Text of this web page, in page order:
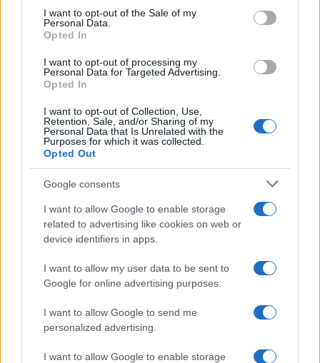
consent section.
I want to opt-out of the Sale of my
Personal Data.
Opted In
I want to opt-out of processing my
Personal Data for Targeted Advertising.
Opted In
I want to opt-out of Collection, Use,
Retention, Sale, and/or Sharing of my
Personal Data that Is Unrelated with the
Purposes for which it was collected.
Opted Out
Google consents
I want to allow Google to enable storage
related to advertising like cookies on web or
device identifiers in apps.
I want to allow my user data to be sent to
Google for online advertising purposes.
I want to allow Google to send me
personalized advertising.
I want to allow Google to enable storage
sulla riqualificazione di un quartiere romano
dopo una serie di accessi agli atti,
sostenendo una linea editoriale orientata
conserva nel cassetto annotazioni di un
vecchio archivio dell'Appia Antica.